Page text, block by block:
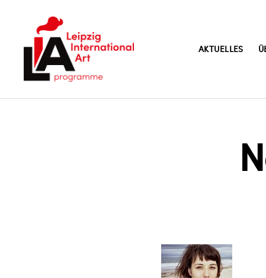
AKTUELLES